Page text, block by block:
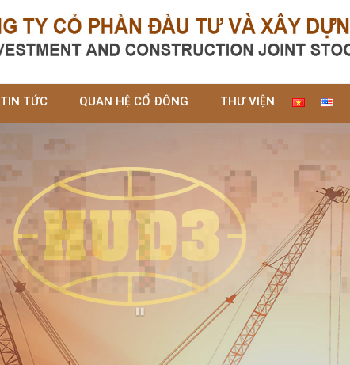
TIN TỨC QUAN HỆ CỔ ĐÔNG THƯ VIỆN